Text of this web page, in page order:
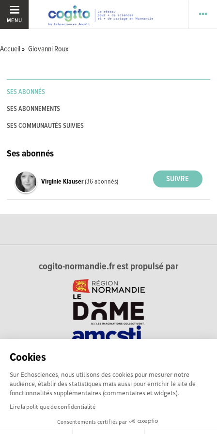
Cookies
Sur Echosciences, nous utilisons des cookies pour mesurer notre
audience, établir des statistiques mais aussi pour enrichir le site de
fonctionnalités supplémentaires (commentaires et widgets).
Lire la politique de confidentialité
Consentements certifiés par
MENU
Accueil Giovanni Roux
SES ABONNÉS
SES ABONNEMENTS
SES COMMUNAUTÉS SUIVIES
Ses abonnés
Virginie Klauser(36 abonnés)
cogito-normandie.fr est propulsé par
technique et du dialogue science-société en Normandie.
cogito-normandie.fr est membre du réseau Echosciences
France animé par l'Amcsti.
Mentions légales|Politique de confidentialité